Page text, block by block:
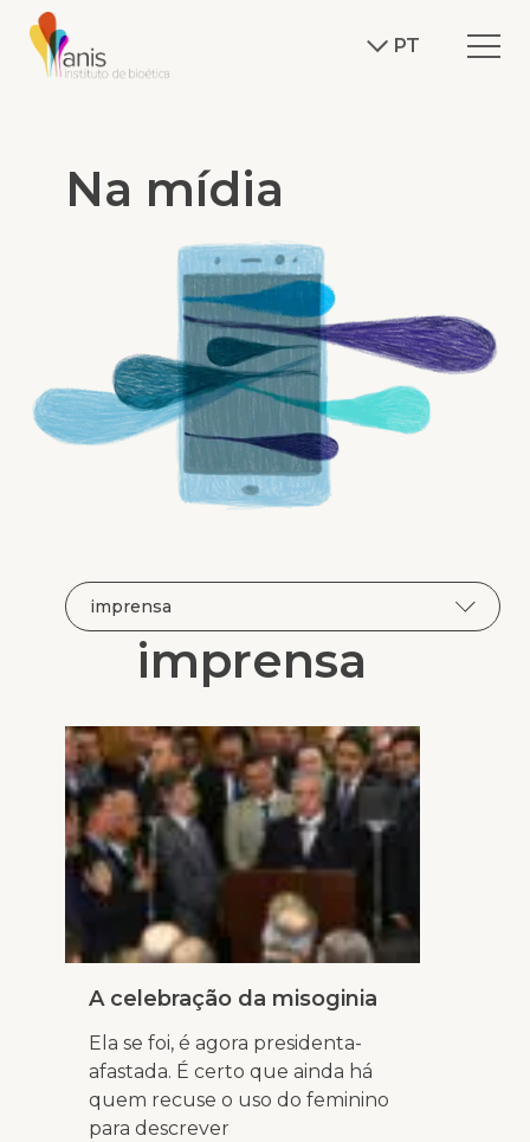
PT
Na mídia
imprensa
A celebração da misoginia
Ela se foi, é agora presidenta-
afastada. É certo que ainda há
quem recuse o uso do feminino
para descrever